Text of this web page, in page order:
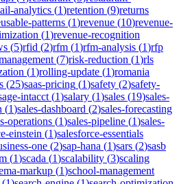
analytics (1)retention (9)returns
patterns (1)revenue (10)revenue-
(1)revenue-recognition
(5)rfid (2)rfm (1)rfm-analysis (1)rfp
(7)risk-reduction (1)rls
(1)rolling-update (1)romania
(25)saas-pricing (1)safety (2)safety-
intacct (1)salary (1)sales (19)sales-
(1)sales-dashboard (2)sales-forecasting
operations (1)sales-pipeline (1)sales-
einstein (1)salesforce-essentials
one (2)sap-hana (1)sars (2)sasb
(1)scada (1)scalability (3)scaling
markup (1)school-management